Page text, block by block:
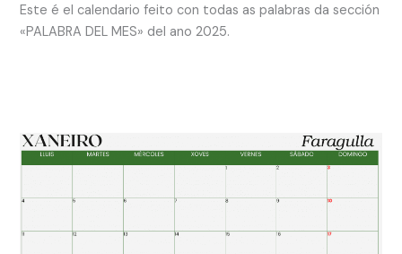
Este é el calendario feito con todas as palabras da sección
«PALABRA DEL MES» del ano 2025.